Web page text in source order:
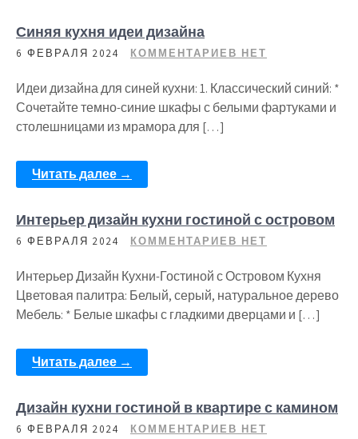
Синяя кухня идеи дизайна
6 ФЕВРАЛЯ 2024 КОММЕНТАРИЕВ НЕТ
Идеи дизайна для синей кухни: 1. Классический синий: *
Сочетайте темно-синие шкафы с белыми фартуками и
столешницами из мрамора для […]
Читать далее →
Интерьер дизайн кухни гостиной с островом
6 ФЕВРАЛЯ 2024 КОММЕНТАРИЕВ НЕТ
Интерьер Дизайн Кухни-Гостиной с Островом Кухня
Цветовая палитра: Белый, серый, натуральное дерево
Мебель: * Белые шкафы с гладкими дверцами и […]
Читать далее →
Дизайн кухни гостиной в квартире с камином
6 ФЕВРАЛЯ 2024 КОММЕНТАРИЕВ НЕТ